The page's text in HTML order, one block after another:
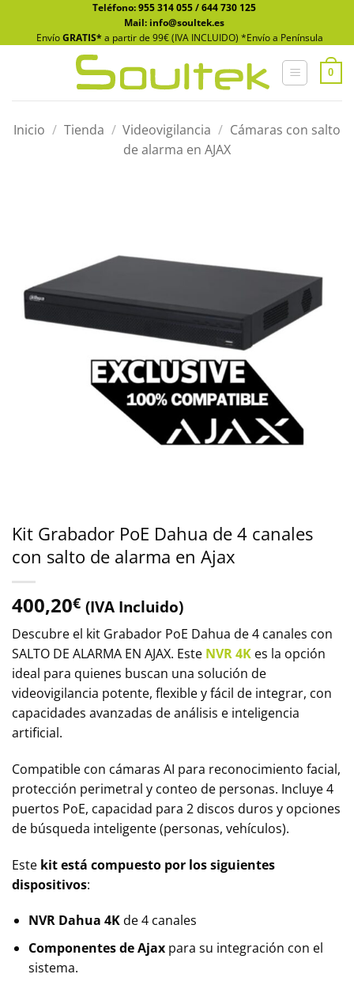
contenido
Teléfono:955 314 055/644 730 125
Mail: info@soultek.es
EnvíoGRATIS* a partir de 99€ (IVA INCLUIDO) *Envío a Península
0
Inicio / Tienda / Videovigilancia / Cámaras con salto
de alarma en AJAX
Kit Grabador PoE Dahua de 4 canales
con salto de alarma en Ajax
400,20€ (IVA Incluido)
Descubre el kit Grabador PoE Dahua de 4 canales con
SALTO DE ALARMA EN AJAX. Este NVR 4K es la opción
ideal para quienes buscan una solución de
videovigilancia potente, flexible y fácil de integrar, con
capacidades avanzadas de análisis e inteligencia
artificial.
Compatible con cámaras AI para reconocimiento facial,
protección perimetral y conteo de personas. Incluye 4
puertos PoE, capacidad para 2 discos duros y opciones
de búsqueda inteligente (personas, vehículos).
Este kit está compuesto por los siguientes
dispositivos:
NVR Dahua 4Kde 4 canales
Componentes de Ajaxpara su integración con el
sistema.